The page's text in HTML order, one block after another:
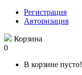
Регистрация
Авторизация
Корзина
0
В корзине пусто!